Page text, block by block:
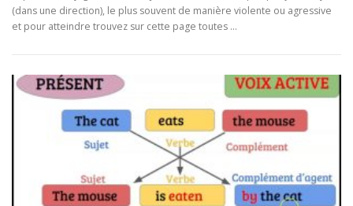
(dans une direction), le plus souvent de manière violente ou agressive
et pour atteindre trouvez sur cette page toutes …